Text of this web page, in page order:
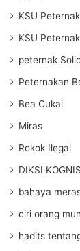
KSU Peternak
KSU
peternak
Peternakan
Bea Cukai
Miras
Rokok Ilegal
DIKSI
bahaya
ciri orang
hadits